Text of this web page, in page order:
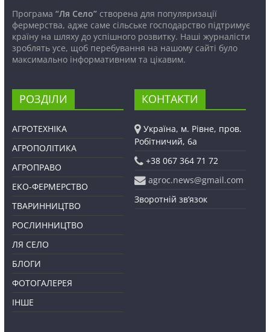
Програма “Ля Село”створена для популяризації
фермерства, адже саме сільське господарство підтримує
країну на шляху до успішного розвитку. Наші журналісти
зроблять усе, щоб перебування на нашому сайті було
максимально інформативним та цікавим.
РОЗДІЛИ
АГРОТЕХНІКА
АГРОПОЛІТИКА
АГРОПРАВО
ЕКО-ФЕРМЕРСТВО
ТВАРИННИЦТВО
РОСЛИННИЦТВО
ЛЯ СЕЛО
БЛОГИ
ФОТОГАЛЕРЕЯ
ІНШЕ
КОНТАКТИ
Україна, м. Рівне, пров.
Робітничий, 6а
+38 067 364 71 72
agroc.news@gmail.com
Зворотній зв’язок